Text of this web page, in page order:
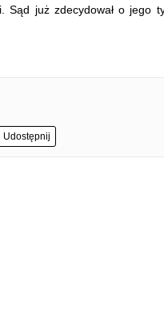
Sąd już zdecydował o jego
Udostępnij